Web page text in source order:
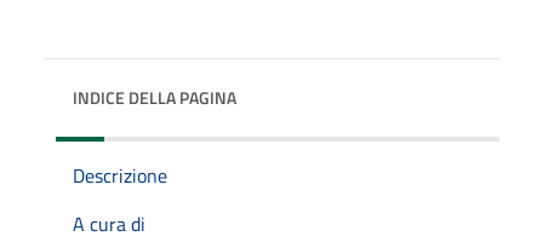
INDICE DELLA PAGINA
Descrizione
A cura di